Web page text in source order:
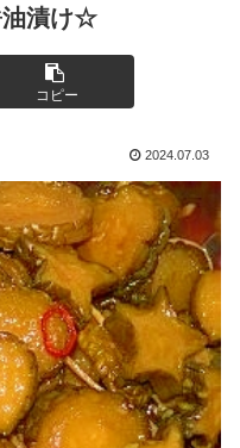
油漬け☆
コピー
2024.07.03